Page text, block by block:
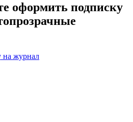
оформить подписку
на журнал